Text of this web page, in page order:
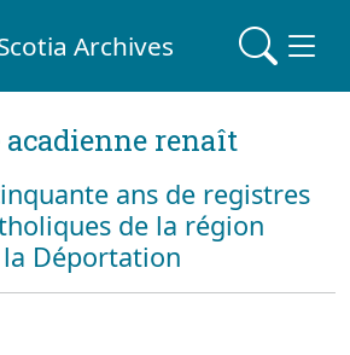
Archives
acadienne renaît
ans de registres
de la région
Déportation